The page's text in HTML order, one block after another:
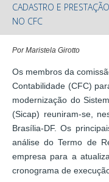
CADASTRO E
NO CFC
Por Maristela Girotto
Os membros da
Contabilidade (CFC)
modernização do
(Sicap) reuniram-se,
Brasília-DF. Os
análise do Termo de
empresa para a
cronograma de